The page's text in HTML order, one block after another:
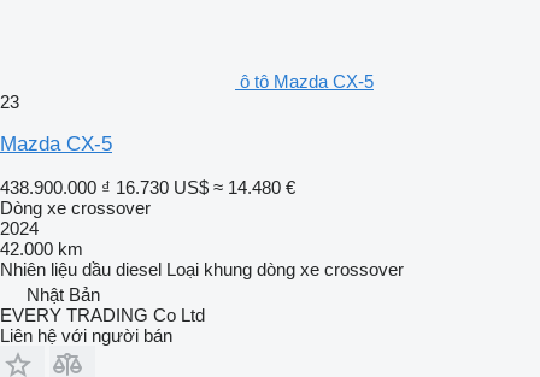
ô tô Mazda CX-5
23
Mazda CX-5
438.900.000 ₫ 16.730 US$ ≈ 14.480 €
Dòng xe crossover
2024
42.000 km
Nhiên liệu dầu diesel Loại khung dòng xe crossover
Nhật Bản
EVERY TRADING Co Ltd
Liên hệ với người bán